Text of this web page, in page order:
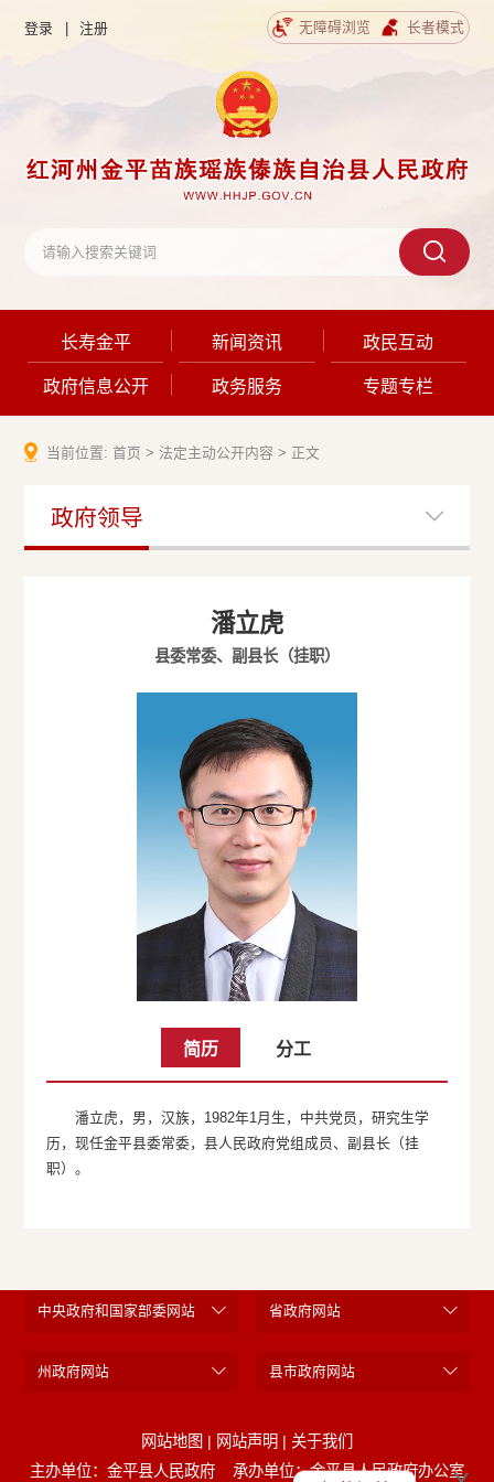
登录 | 注册 无障碍浏览 长者模式
长寿金平 新闻资讯 政民互动
政府信息公开 政务服务 专题专栏
当前位置:首页 >法定主动公开内容 > 正文
政府领导
潘立虎
县委常委、副县长（挂职）
简历 分工
潘立虎，男，汉族，1982年1月生，中共党员，研究生学
历，现任金平县委常委，县人民政府党组成员、副县长（挂
职）。
中央政府和国家部委网站 省政府网站
州政府网站 县市政府网站
网站地图 | 网站声明 | 关于我们
主办单位：金平县人民政府
承办单位：金平县人民政府办公室